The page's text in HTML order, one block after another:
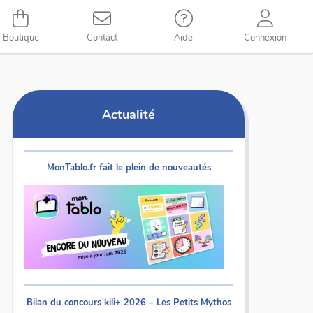
Boutique Contact Aide Connexion
Actualité
MonTablo.fr fait le plein de nouveautés
Bilan du concours kili+ 2026 – Les Petits Mythos